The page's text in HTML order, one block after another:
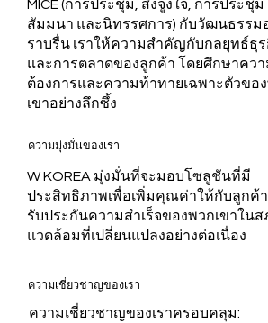
MICE (การประชุม, สิ่งจูงใจ, การประชุม
สัมมนา และนิทรรศการ) กับวัฒนธรรม
ราบรื่น เราให้ความสำคัญกับกลยุทธ์ธุร
และการตลาดของลูกค้า โดยศึกษาควา
ต้องการและความท้าทายเฉพาะตัวขอ
เขาอย่างลึกซึ้ง
ความมุ่งมั่นของเรา
W KOREA มุ่งมั่นที่จะมอบโซลูชันที่มี
ประสิทธิภาพเพื่อเพิ่มคุณค่าให้กับลูกค้า
รับประกันความสำเร็จของพวกเขาในส
แวดล้อมที่เปลี่ยนแปลงอย่างต่อเนื่อง
ความเชี่ยวชาญของเรา
ความเชี่ยวชาญของเราครอบคลุม: